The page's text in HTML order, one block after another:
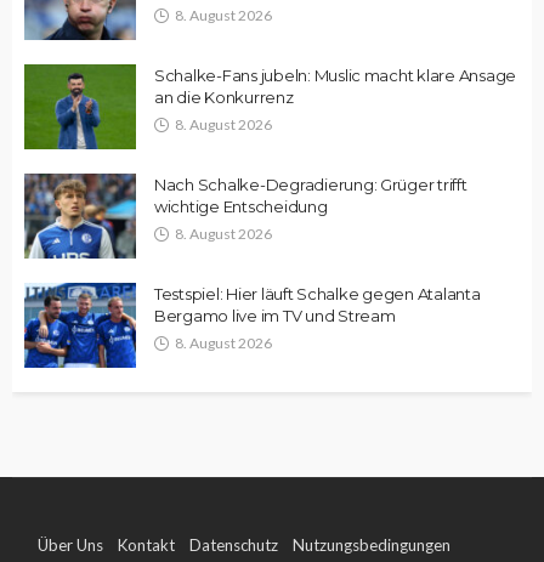
8. August 2026
Schalke-Fans jubeln: Muslic macht klare Ansage
an die Konkurrenz
8. August 2026
Nach Schalke-Degradierung: Grüger trifft
wichtige Entscheidung
8. August 2026
Testspiel: Hier läuft Schalke gegen Atalanta
Bergamo live im TV und Stream
8. August 2026
Über Uns Kontakt Datenschutz Nutzungsbedingungen